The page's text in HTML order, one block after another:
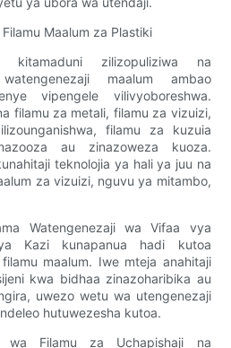
Maalum za Plastiki
zilizopuliziwa na
maalum ambao
vipengele vilivyoboreshwa.
filamu za metali, filamu za vizuizi,
filamu za kuzuia
au zinazoweza kuoza.
teknolojia ya hali ya juu na
za vizuizi, nguvu ya mitambo,
Watengenezaji wa Vifaa vya
Kazi kunapanua hadi kutoa
maalum. Iwe mteja anahitaji
kwa bidhaa zinazoharibika au
uwezo wetu wa utengenezaji
hutuwezesha kutoa.
wa Filamu za Uchapishaji na